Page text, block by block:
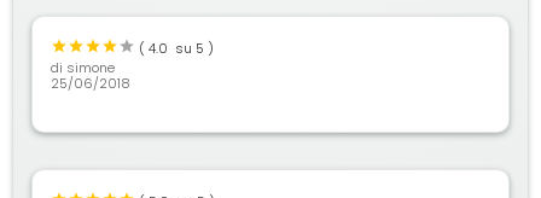
(4.0 su 5 )
di simone
25/06/2018